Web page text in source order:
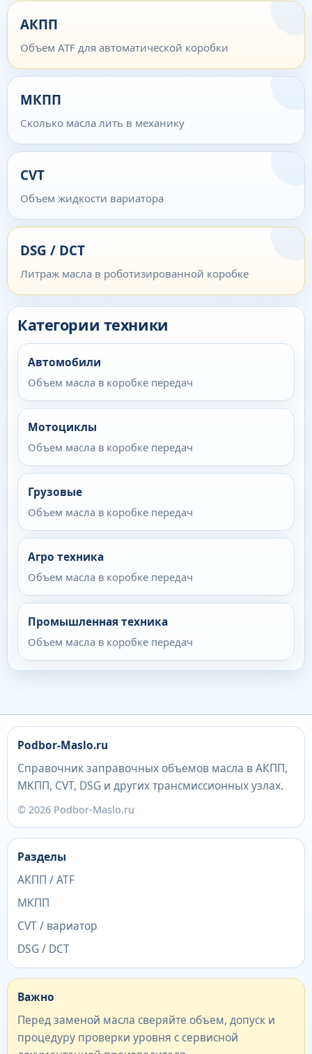
АКПП
Объем ATF для автоматической коробки
МКПП
Сколько масла лить в механику
CVT
Объем жидкости вариатора
DSG / DCT
Литраж масла в роботизированной коробке
Категории техники
Автомобили
Объем масла в коробке передач
Мотоциклы
Объем масла в коробке передач
Грузовые
Объем масла в коробке передач
Агро техника
Объем масла в коробке передач
Промышленная техника
Объем масла в коробке передач
Podbor-Maslo.ru
Справочник заправочных объемов масла в АКПП,
МКПП, CVT, DSG и других трансмиссионных узлах.
© 2026 Podbor-Maslo.ru
Разделы
АКПП / ATF
МКПП
CVT / вариатор
DSG / DCT
Важно
Перед заменой масла сверяйте объем, допуск и
процедуру проверки уровня с сервисной